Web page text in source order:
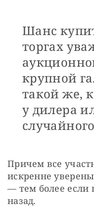
Шанс
торгах
крупной
такой же,
у дилера
Причем все
искренне
— тем более если
назад.